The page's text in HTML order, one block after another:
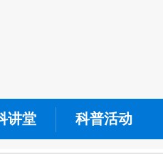
讲堂 科普活动